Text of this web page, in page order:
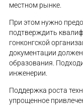
местном рынке.
При этом нужно
подтверждить
гонконгской
документации
образования.
инженерии.
Поддержка роста
упрощенное